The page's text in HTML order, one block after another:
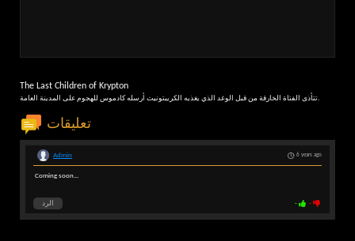
The Last Children of Krypton
تتأذى الفتاة الخارقة من قبل الوغد الذي يغذيه الكريبتونيت أرسله كادموس للهجوم على المدينة العامة.
تعليقات
6 years ago
Admin
Coming soon...
- - الرد